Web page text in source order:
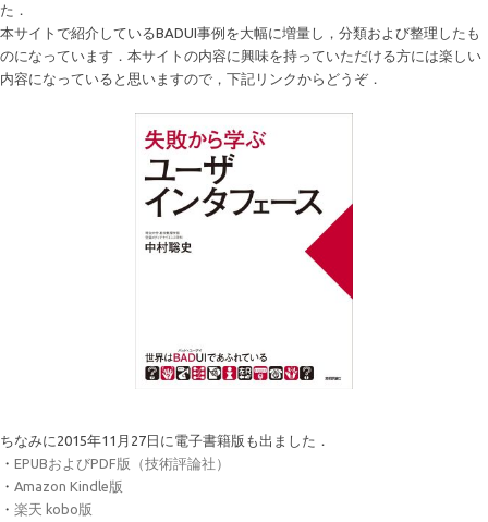
た．
本サイトで紹介しているBADUI事例を大幅に増量し，分類および整理したも
のになっています．本サイトの内容に興味を持っていただける方には楽しい
内容になっていると思いますので，下記リンクからどうぞ．
ちなみに2015年11月27日に電子書籍版も出ました．
・ EPUBおよびPDF版（技術評論社）
・ Amazon Kindle版
・ 楽天 kobo版